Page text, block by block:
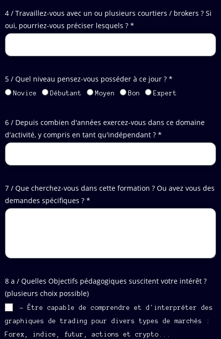
4 / Travaillez-vous avec un ou plusieurs courtiers / brokers ? Si
oui, pourriez-vous préciser lesquels ? *
5 / Quel niveau pensez-vous posséder à ce jour ? *
Novice Débutant Moyen Bon Expert
6 / Depuis combien d'années exercez-vous dans ce domaine
d'activité, y compris en tant qu'indépendant ? *
7 / Que cherchez-vous dans cette formation ? Ou avez vous des
demandes spécifiques ? *
8 a / Quelles Objectifs pédagogiques suscitent votre intérêt ?
(plusieurs choix possible)
- Être capable de comprendre et d'interpréter des
graphiques de trading pour divers types de marchés :
Forex, indice, futur, actions et crypto...